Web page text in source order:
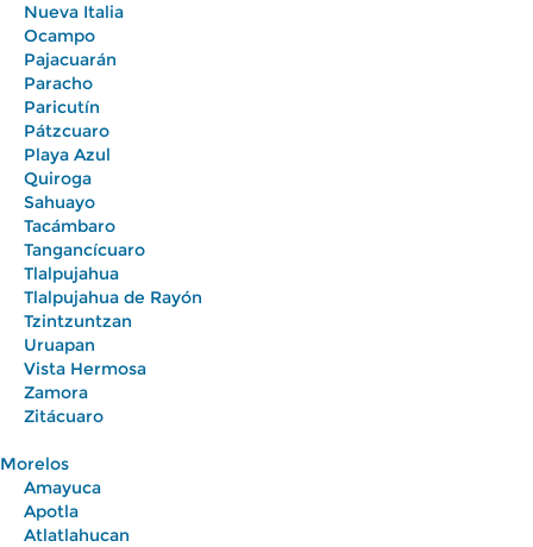
Nueva Italia
Ocampo
Pajacuarán
Paracho
Paricutín
Pátzcuaro
Playa Azul
Quiroga
Sahuayo
Tacámbaro
Tangancícuaro
Tlalpujahua
Tlalpujahua de Rayón
Tzintzuntzan
Uruapan
Vista Hermosa
Zamora
Zitácuaro
Morelos
Amayuca
Apotla
Atlatlahucan